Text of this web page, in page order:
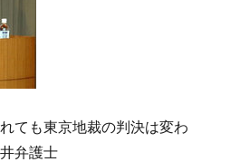
ても東京地裁の判決は変わ
弁護士